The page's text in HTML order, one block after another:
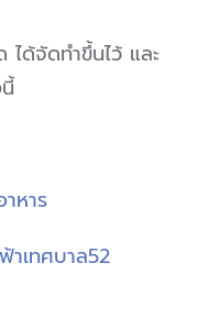
ได้จัดทำขึ้นไว้ และ
หาร
เทศบาล52